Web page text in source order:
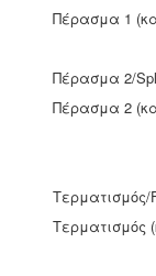
Πέρασμα 1
Πέρασμα 2/
Πέρασμα 2
Τερματισμός/
Τερματισμός